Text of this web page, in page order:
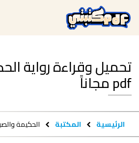
تحميل وقراءة رواية
pdf مجاناً
الرئيسية المكتبة الحكيمة